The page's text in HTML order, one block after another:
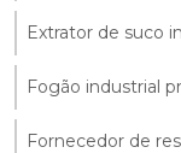
Extrator de suco
Fogão industrial
Fornecedor de